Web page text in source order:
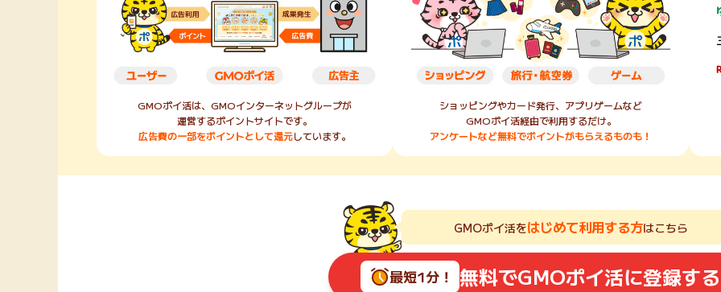
GMOポイ活は、GMOインターネットグループが
運営するポイントサイトです。
広告費の一部をポイントとして還元しています。
ショッピングやカード発行、アプリゲームなど
GMOポイ活経由で利用するだけ。
アンケートなど無料でポイントがもらえるものも！
GMOポイ活をはじめて利用する方はこちら
最短1分！ 無料でGMOポイ活に登録する